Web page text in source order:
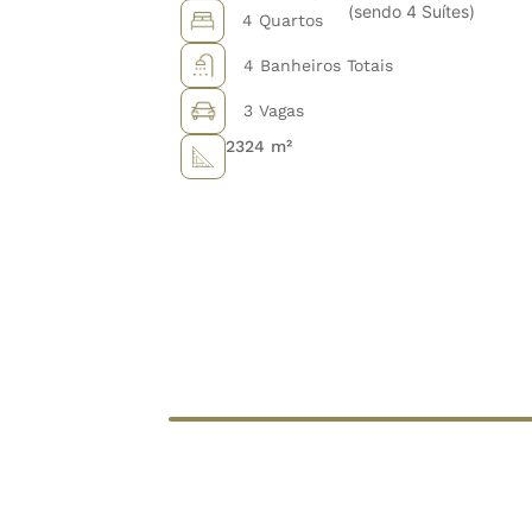
4 Quartos (sendo 4 Suítes)
4 Banheiros Totais
3 Vagas
2324 m²